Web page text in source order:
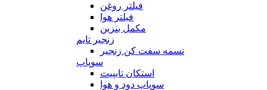
فیلتر روغن
فیلتر هوا
مکمل بنزین
زنجیر تایم
تسمه سفت کن زنجیر
سوپاپ
استکان تایپیت
سوپاپ دود و هوا